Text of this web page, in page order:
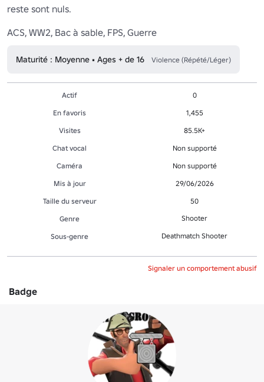
reste sont nuls.
ACS, WW2, Bac à sable, FPS, Guerre
Maturité : Moyenne • Ages + de 16 Violence (Répété/Léger)
Actif
0
En favoris
1,455
Visites
85.5K+
Chat vocal
Non supporté
Caméra
Non supporté
Mis à jour
29/06/2026
Taille du serveur
50
Genre
Shooter
Sous-genre Deathmatch Shooter
Signaler un comportement abusif
Badge